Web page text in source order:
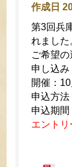
作成日
第3回兵
れました
ご希望
申し込み
開催：
申込方
申込期
エントリ